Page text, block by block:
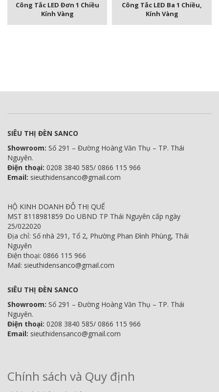
Công Tắc LED Đơn 1 Chiều
Kính Vàng
Công Tắc LED Ba 1 Chiều,
Kính Vàng
SIÊU THỊ ĐÈN SANCO
Showroom: Số 291 – Đường Hoàng Văn Thụ – TP. Thái
Nguyên.
Điện thoại: 0208 3840 585/ 0866 115 966
Email: sieuthidensanco@gmail.com
HỘ KINH DOANH ĐỖ THỊ QUẾ
MST 8118981859 Do UBND TP Thái Nguyên cấp ngày
25/022020
Địa chỉ: Số nhà 291, Tổ 2, Phường Phan Đình Phùng, Thái
Nguyên
Điện thoại: 0866 115 966
Mail: sieuthidensanco@gmail.com
SIÊU THỊ ĐÈN SANCO
Showroom: Số 291 – Đường Hoàng Văn Thụ – TP. Thái
Nguyên.
Điện thoại: 0208 3840 585/ 0866 115 966
Email: sieuthidensanco@gmail.com
Chính sách và Quy định